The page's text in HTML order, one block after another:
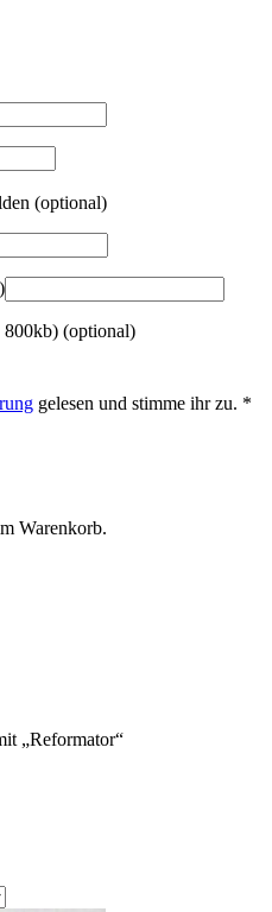
(optional)
800kb) (optional)
gelesen und stimme ihr zu. *
Warenkorb.
„Reformator“